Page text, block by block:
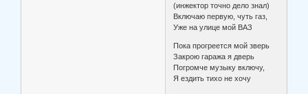
(инжектор точно дело знал)
Включаю первую, чуть газ,
Уже на улице мой ВАЗ
Пока прогреется мой зверь
Закрою гаража я дверь
Погромче музыку включу,
Я ездить тихо не хочу